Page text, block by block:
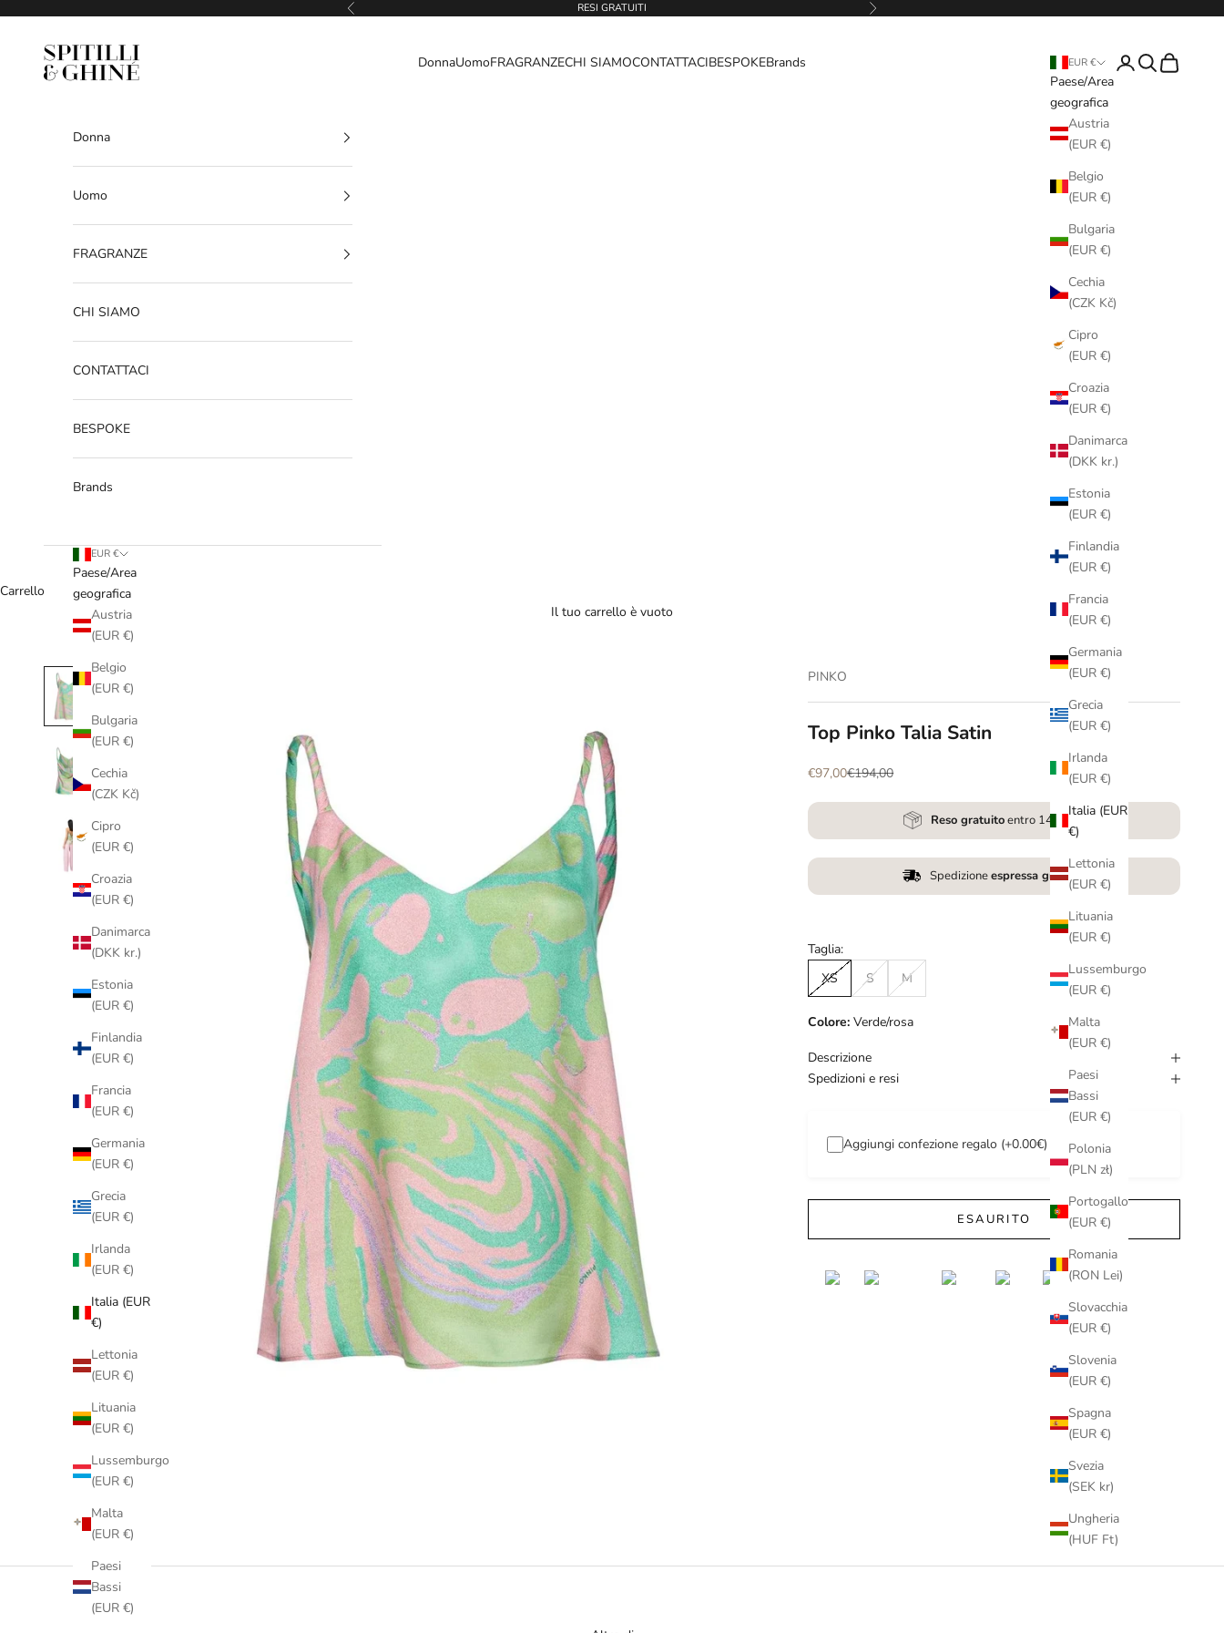
Precedente RESI GRATUITI Successivo
SPITILLI & GHINE'
DonnaUomoFRAGRANZECHI SIAMOCONTATTACIBESPOKEBrands EUR €
Paese/Area
geografica
Austria
(EUR €)
Belgio
(EUR €)
Bulgaria
(EUR €)
Cechia
(CZK Kč)
Cipro
(EUR €)
Croazia
(EUR €)
Danimarca
(DKK kr.)
Estonia
(EUR €)
Finlandia
(EUR €)
Francia
(EUR €)
Germania
(EUR €)
Grecia
(EUR €)
Irlanda
(EUR €)
Italia (EUR
€)
Lettonia
(EUR €)
Lituania
(EUR €)
Lussemburgo
(EUR €)
Malta
(EUR €)
Paesi
Bassi
(EUR €)
Polonia
(PLN zł)
Portogallo
(EUR €)
Romania
(RON Lei)
Slovacchia
(EUR €)
Slovenia
(EUR €)
Spagna
(EUR €)
Svezia
(SEK kr)
Ungheria
(HUF Ft)
LoginCercaCarrello
Donna
Uomo
FRAGRANZE
CHI SIAMO
CONTATTACI
BESPOKE
Brands
EUR €
Paese/Area
geografica
Austria
(EUR €)
Belgio
(EUR €)
Bulgaria
(EUR €)
Cechia
(CZK Kč)
Cipro
(EUR €)
Croazia
(EUR €)
Danimarca
(DKK kr.)
Estonia
(EUR €)
Finlandia
(EUR €)
Francia
(EUR €)
Germania
(EUR €)
Grecia
(EUR €)
Irlanda
(EUR €)
Italia (EUR
€)
Lettonia
(EUR €)
Lituania
(EUR €)
Lussemburgo
(EUR €)
Malta
(EUR €)
Paesi
Bassi
(EUR €)
Carrello
Il tuo carrello è vuoto
PINKO
Top Pinko Talia Satin
Prezzo scontato
€97,00Prezzo
€194,00
Reso gratuitoentro 14 giorni
Spedizioneespressa gratuita
Taglia:
XS
S M
Colore: Verde/rosa
Descrizione
Spedizioni e resi
Aggiungi confezione regalo (+0.00€)
ESAURITO